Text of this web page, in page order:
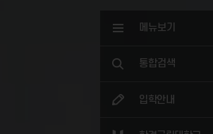
메뉴보기
통합검색
입학안내